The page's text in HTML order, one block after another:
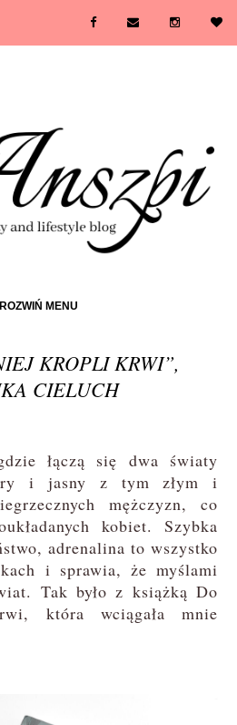
MENU
KROPLI KRWI”,
CIELUCH
łączą się dwa światy
i jasny z tym złym i
mężczyzn, co
kobiet. Szybka
adrenalina to wszystko
i sprawia, że myślami
Tak było z książką Do
która wciągała mnie